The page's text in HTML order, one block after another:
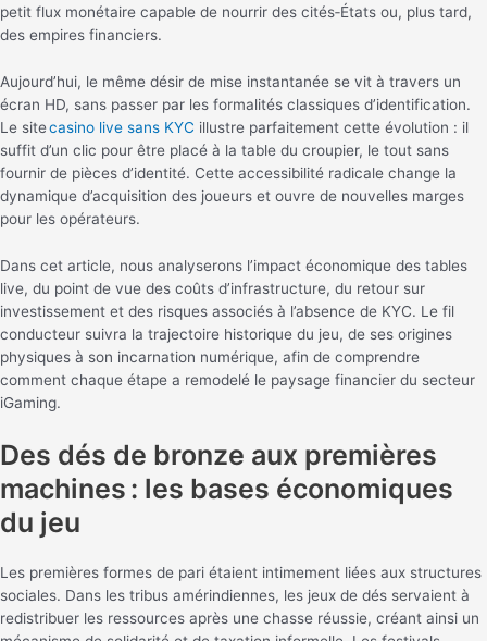
petit flux monétaire capable de nourrir des cités‑États ou, plus tard,
des empires financiers.
Aujourd’hui, le même désir de mise instantanée se vit à travers un
écran HD, sans passer par les formalités classiques d’identification.
Le sitecasino live sans KYC illustre parfaitement cette évolution : il
suffit d’un clic pour être placé à la table du croupier, le tout sans
fournir de pièces d’identité. Cette accessibilité radicale change la
dynamique d’acquisition des joueurs et ouvre de nouvelles marges
pour les opérateurs.
Dans cet article, nous analyserons l’impact économique des tables
live, du point de vue des coûts d’infrastructure, du retour sur
investissement et des risques associés à l’absence de KYC. Le fil
conducteur suivra la trajectoire historique du jeu, de ses origines
physiques à son incarnation numérique, afin de comprendre
comment chaque étape a remodelé le paysage financier du secteur
iGaming.
Des dés de bronze aux premières
machines : les bases économiques
du jeu
Les premières formes de pari étaient intimement liées aux structures
sociales. Dans les tribus amérindiennes, les jeux de dés servaient à
redistribuer les ressources après une chasse réussie, créant ainsi un